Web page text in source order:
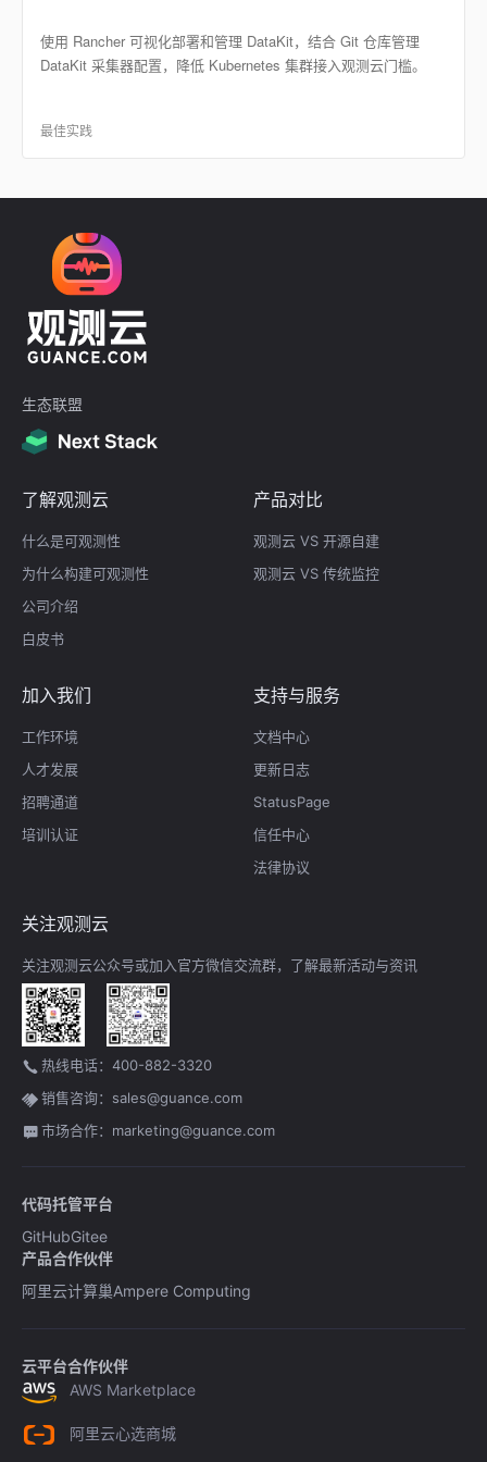
使用 Rancher 可视化部署和管理 DataKit，结合 Git 仓库管理
DataKit 采集器配置，降低 Kubernetes 集群接入观测云门槛。
最佳实践
生态联盟
了解观测云
什么是可观测性
为什么构建可观测性
公司介绍
白皮书
产品对比
观测云 VS 开源自建
观测云 VS 传统监控
加入我们
工作环境
人才发展
招聘通道
培训认证
支持与服务
文档中心
更新日志
StatusPage
信任中心
法律协议
关注观测云
关注观测云公众号或加入官方微信交流群，了解最新活动与资讯
热线电话：400-882-3320
销售咨询：sales@guance.com
市场合作：marketing@guance.com
代码托管平台
GitHubGitee
产品合作伙伴
阿里云计算巢Ampere Computing
云平台合作伙伴
AWS Marketplace
阿里云心选商城